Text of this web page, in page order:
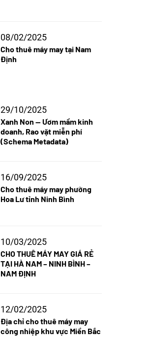
08/02/2025
Cho thuê máy may tại Nam
Định
29/10/2025
Xanh Non — Ươm mầm kinh
doanh, Rao vặt miễn phí
(Schema Metadata)
16/09/2025
Cho thuê máy may phường
Hoa Lư tỉnh Ninh Bình
10/03/2025
CHO THUÊ MÁY MAY GIÁ RẺ
TẠI HÀ NAM – NINH BÌNH –
NAM ĐỊNH
12/02/2025
Địa chỉ cho thuê máy may
công nhiệp khu vực Miền Bắc